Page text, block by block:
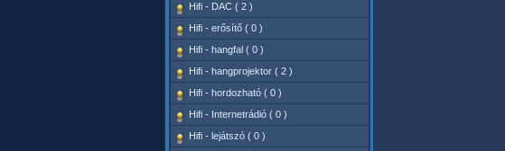
Hifi - DAC ( 2 )
Hifi - erősítő ( 0 )
Hifi - hangfal ( 0 )
Hifi - hangprojektor ( 2 )
Hifi - hordozható ( 0 )
Hifi - Internetrádió ( 0 )
Hifi - lejátszó ( 0 )